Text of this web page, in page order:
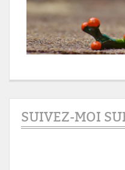
SUIVEZ-MOI